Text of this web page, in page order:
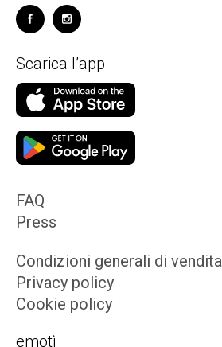
Scarica l’app
FAQ
Press
Condizioni generali di vendita
Privacy policy
Cookie policy
emotì